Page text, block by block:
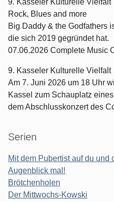
9. Kasseler Kulturelle Vielfalt
Rock, Blues and more
Big Daddy & the Godfathers
die sich 2019 gegründet hat.
07.06.2026 Complete Music
9. Kasseler Kulturelle Vielfalt
Am 7. Juni 2026 um 18 Uhr
Kassel zum Schauplatz
dem Abschlusskonzert des
Serien
Mit dem Pubertist auf du und
Augenblick mal!
Brötchenholen
Der Mittwochs-Kowski